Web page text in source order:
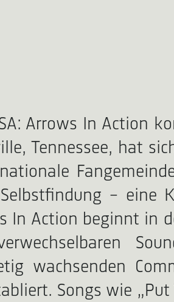
Arrows In Action
Tennessee, hat
–
In Action beginnt in
wachsenden
Songs wie